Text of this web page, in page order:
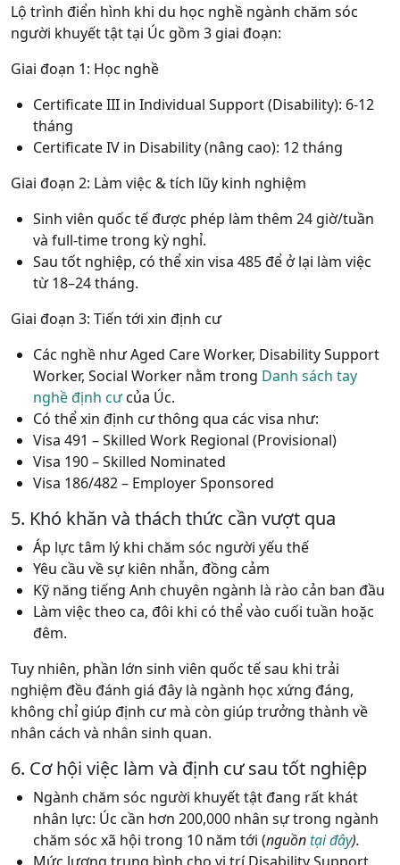
Lộ trình điển hình khi du học nghề ngành chăm sóc
người khuyết tật tại Úc gồm 3 giai đoạn:
Giai đoạn 1: Học nghề
Certificate III in Individual Support (Disability): 6-12
tháng
Certificate IV in Disability (nâng cao): 12 tháng
Giai đoạn 2: Làm việc & tích lũy kinh nghiệm
Sinh viên quốc tế được phép làm thêm 24 giờ/tuần
và full-time trong kỳ nghỉ.
Sau tốt nghiệp, có thể xin visa 485 để ở lại làm việc
từ 18–24 tháng.
Giai đoạn 3: Tiến tới xin định cư
Các nghề như Aged Care Worker, Disability Support
Worker, Social Worker nằm trong Danh sách tay
nghề định cưcủa Úc.
Có thể xin định cư thông qua các visa như:
Visa 491 – Skilled Work Regional (Provisional)
Visa 190 – Skilled Nominated
Visa 186/482 – Employer Sponsored
5. Khó khăn và thách thức cần vượt qua
Áp lực tâm lý khi chăm sóc người yếu thế
Yêu cầu về sự kiên nhẫn, đồng cảm
Kỹ năng tiếng Anh chuyên ngành là rào cản ban đầu
Làm việc theo ca, đôi khi có thể vào cuối tuần hoặc
đêm.
Tuy nhiên, phần lớn sinh viên quốc tế sau khi trải
nghiệm đều đánh giá đây là ngành học xứng đáng,
không chỉ giúp định cư mà còn giúp trưởng thành về
nhân cách và nhân sinh quan.
6. Cơ hội việc làm và định cư sau tốt nghiệp
Ngành chăm sóc người khuyết tật đang rất khát
nhân lực: Úc cần hơn 200,000 nhân sự trong ngành
chăm sóc xã hội trong 10 năm tới (nguồntại đây).
Mức lương trung bình cho vị trí Disability Support